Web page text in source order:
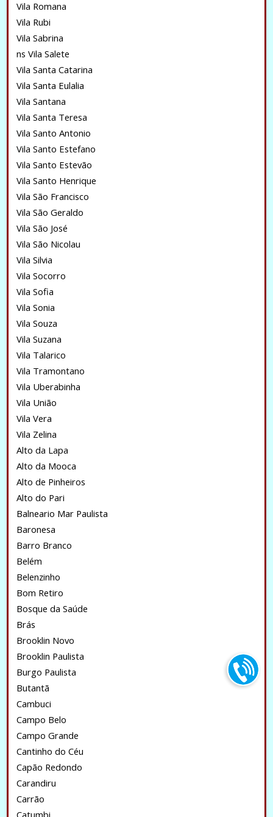
Vila Romana
Vila Rubi
Vila Sabrina
ns Vila Salete
Vila Santa Catarina
Vila Santa Eulalia
Vila Santana
Vila Santa Teresa
Vila Santo Antonio
Vila Santo Estefano
Vila Santo Estevão
Vila Santo Henrique
Vila São Francisco
Vila São Geraldo
Vila São José
Vila São Nicolau
Vila Silvia
Vila Socorro
Vila Sofia
Vila Sonia
Vila Souza
Vila Suzana
Vila Talarico
Vila Tramontano
Vila Uberabinha
Vila União
Vila Vera
Vila Zelina
Alto da Lapa
Alto da Mooca
Alto de Pinheiros
Alto do Pari
Balneario Mar Paulista
Baronesa
Barro Branco
Belém
Belenzinho
Bom Retiro
Bosque da Saúde
Brás
Brooklin Novo
Brooklin Paulista
Burgo Paulista
Butantã
Cambuci
Campo Belo
Campo Grande
Cantinho do Céu
Capão Redondo
Carandiru
Carrão
Catumbi